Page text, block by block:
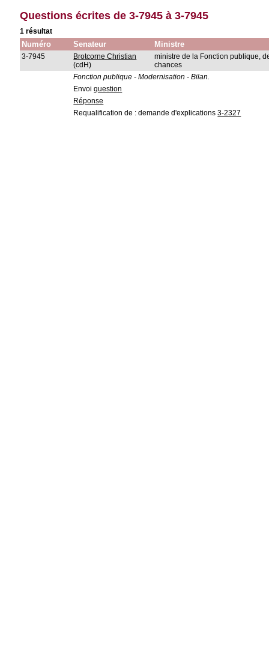
Questions écrites de 3-7945 à 3-7945
1 résultat
Numéro Senateur Ministre
3-7945
Brotcorne Christian
(cdH)
ministre de la Fonction publique,
chances
Fonction publique - Modernisation - Bilan.
Envoiquestion
Réponse
Requalification de : demande d'explications3-2327